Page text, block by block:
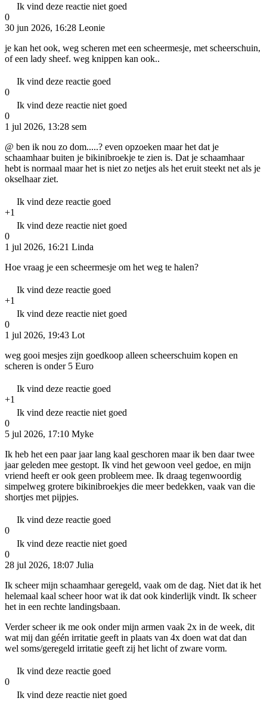
Ik vind deze reactie niet goed
0
30 jun 2026, 16:28 Leonie
je kan het ook, weg scheren met een scheermesje, met scheerschuin,
of een lady sheef. weg knippen kan ook..
Ik vind deze reactie goed
0
Ik vind deze reactie niet goed
0
1 jul 2026, 13:28 sem
@ ben ik nou zo dom.....? even opzoeken maar het dat je
schaamhaar buiten je bikinibroekje te zien is. Dat je schaamhaar
hebt is normaal maar het is niet zo netjes als het eruit steekt net als je
okselhaar ziet.
Ik vind deze reactie goed
+1
Ik vind deze reactie niet goed
0
1 jul 2026, 16:21 Linda
Hoe vraag je een scheermesje om het weg te halen?
Ik vind deze reactie goed
+1
Ik vind deze reactie niet goed
0
1 jul 2026, 19:43 Lot
weg gooi mesjes zijn goedkoop alleen scheerschuim kopen en
scheren is onder 5 Euro
Ik vind deze reactie goed
+1
Ik vind deze reactie niet goed
0
5 jul 2026, 17:10 Myke
Ik heb het een paar jaar lang kaal geschoren maar ik ben daar twee
jaar geleden mee gestopt. Ik vind het gewoon veel gedoe, en mijn
vriend heeft er ook geen probleem mee. Ik draag tegenwoordig
simpelweg grotere bikinibroekjes die meer bedekken, vaak van die
shortjes met pijpjes.
Ik vind deze reactie goed
0
Ik vind deze reactie niet goed
0
28 jul 2026, 18:07 Julia
Ik scheer mijn schaamhaar geregeld, vaak om de dag. Niet dat ik het
helemaal kaal scheer hoor wat ik dat ook kinderlijk vindt. Ik scheer
het in een rechte landingsbaan.
Verder scheer ik me ook onder mijn armen vaak 2x in de week, dit
wat mij dan géén irritatie geeft in plaats van 4x doen wat dat dan
wel soms/geregeld irritatie geeft zij het licht of zware vorm.
Ik vind deze reactie goed
0
Ik vind deze reactie niet goed